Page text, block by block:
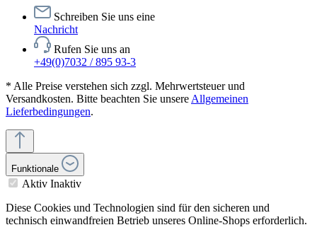
Schreiben Sie uns eine
Nachricht
Rufen Sie uns an
+49(0)7032 / 895 93-3
* Alle Preise verstehen sich zzgl. Mehrwertsteuer und
Versandkosten. Bitte beachten Sie unsere Allgemeinen
Lieferbedingungen.
Funktionale
Aktiv Inaktiv
Diese Cookies und Technologien sind für den sicheren und
technisch einwandfreien Betrieb unseres Online-Shops erforderlich.